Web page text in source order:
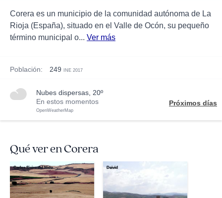
Corera es un municipio de la comunidad autónoma de La
Rioja (España), situado en el Valle de Ocón, su pequeño
término municipal o... Ver más
Población: 249 INE 2017
nubes dispersas, 20º
En estos momentos
OpenWeatherMap
Próximos días
Qué ver en Corera
Carlos Sieiro del Nido Deivid